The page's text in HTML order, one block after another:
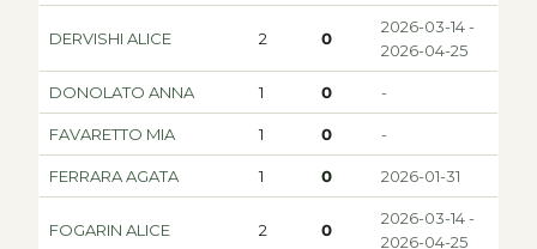
DERVISHI ALICE 2 0
2026-03-14 -
2026-04-25
DONOLATO ANNA 1 0 -
FAVARETTO MIA 1 0 -
FERRARA AGATA 1 0 2026-01-31
FOGARIN ALICE 2 0
2026-03-14 -
2026-04-25